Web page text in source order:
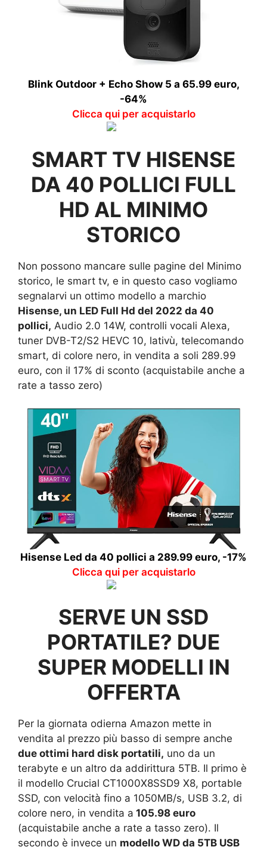
Blink Outdoor + Echo Show 5 a 65.99 euro,
-64%
Clicca qui per acquistarlo
SMART TV HISENSE
DA 40 POLLICI FULL
HD AL MINIMO
STORICO
Non possono mancare sulle pagine del Minimo
storico, le smart tv, e in questo caso vogliamo
segnalarvi un ottimo modello a marchio
Hisense, un LED Full Hd del 2022 da 40
pollici, Audio 2.0 14W, controlli vocali Alexa,
tuner DVB-T2/S2 HEVC 10, lativù, telecomando
smart, di colore nero, in vendita a soli 289.99
euro, con il 17% di sconto (acquistabile anche a
rate a tasso zero)
Hisense Led da 40 pollici a 289.99 euro, -17%
Clicca qui per acquistarlo
SERVE UN SSD
PORTATILE? DUE
SUPER MODELLI IN
OFFERTA
Per la giornata odierna Amazon mette in
vendita al prezzo più basso di sempre anche
due ottimi hard disk portatili, uno da un
terabyte e un altro da addirittura 5TB. Il primo è
il modello Crucial CT1000X8SSD9 X8, portable
SSD, con velocità fino a 1050MB/s, USB 3.2, di
colore nero, in vendita a 105.98 euro
(acquistabile anche a rate a tasso zero). Il
secondo è invece un modello WD da 5TB USB